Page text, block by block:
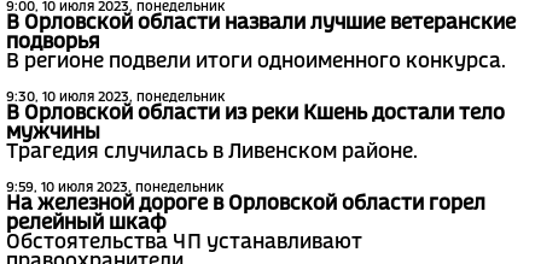
9:00, 10 июля 2023, понедельник
В Орловской области назвали лучшие ветеранские
подворья
В регионе подвели итоги одноименного конкурса.
9:30, 10 июля 2023, понедельник
В Орловской области из реки Кшень достали тело
мужчины
Трагедия случилась в Ливенском районе.
9:59, 10 июля 2023, понедельник
На железной дороге в Орловской области горел
релейный шкаф
Обстоятельства ЧП устанавливают